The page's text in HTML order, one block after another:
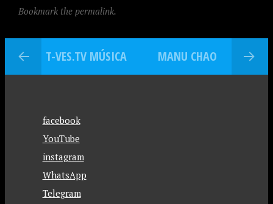
Bookmark the permalink.
T-VES.TV MÚSICA MANU CHAO
facebook
YouTube
instagram
WhatsApp
Telegram